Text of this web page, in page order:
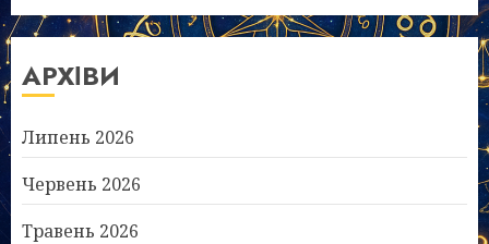
АРХІВИ
Липень 2026
Червень 2026
Травень 2026